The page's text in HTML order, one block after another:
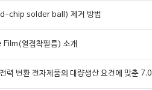
chip solder ball) 제거 방법
열접착필름) 소개
력 변환 전자제품의 대량생산 요건에 맞춘